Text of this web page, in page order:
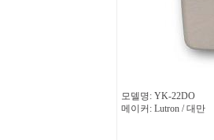
모델명: YK-22DO
메이커: Lutron / 대만